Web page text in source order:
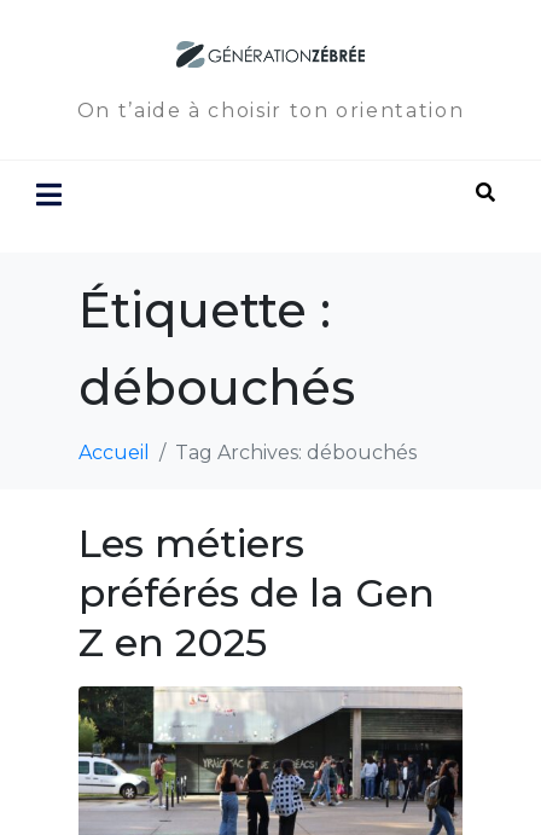
On t’aide à choisir ton orientation
Étiquette :
débouchés
Accueil Tag Archives: débouchés
Les métiers
préférés de la Gen
Z en 2025